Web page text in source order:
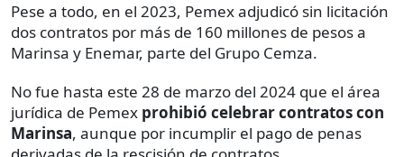
Pese a todo, en el 2023, Pemex adjudicó sin licitación
dos contratos por más de 160 millones de pesos a
Marinsa y Enemar, parte del Grupo Cemza.
No fue hasta este 28 de marzo del 2024 que el área
jurídica de Pemex prohibió celebrar contratos con
Marinsa, aunque por incumplir el pago de penas